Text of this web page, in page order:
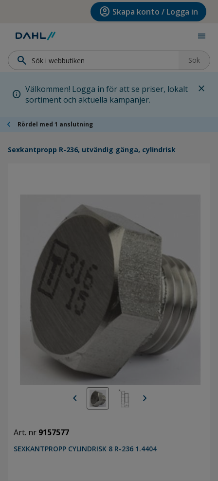
Hoppa till huvudinnehållet account_circle Skapa konto / Logga in
menu
search Sök
info Välkommen! Logga in för att se priser, lokalt
sortiment och aktuella kampanjer.
close
chevron_left Rördel med 1 anslutning
Sexkantpropp R-236, utvändig gänga, cylindrisk
chevron_left chevron_right
Art. nr 9157577
SEXKANTPROPP CYLINDRISK 8 R-236 1.4404